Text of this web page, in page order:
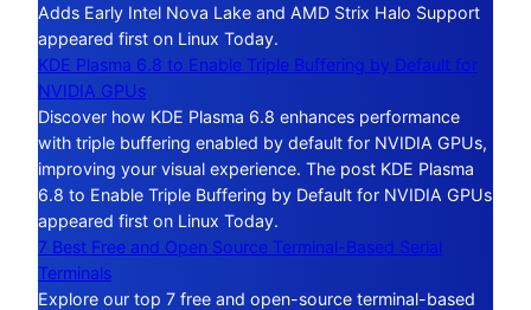
Adds Early Intel Nova Lake and AMD Strix Halo Support
appeared first on Linux Today.
KDE Plasma 6.8 to Enable Triple Buffering by Default for
NVIDIA GPUs
Discover how KDE Plasma 6.8 enhances performance
with triple buffering enabled by default for NVIDIA GPUs,
improving your visual experience. The post KDE Plasma
6.8 to Enable Triple Buffering by Default for NVIDIA GPUs
appeared first on Linux Today.
7 Best Free and Open Source Terminal-Based Serial
Terminals
Explore our top 7 free and open-source terminal-based